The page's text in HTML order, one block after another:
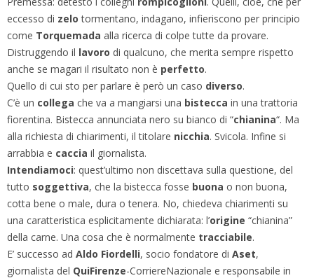
eccesso di zelo tormentano, indagano, infieriscono per principio
come Torquemada alla ricerca di colpe tutte da provare.
Distruggendo il lavoro di qualcuno, che merita sempre rispetto
anche se magari il risultato non è perfetto.
Quello di cui sto per parlare è però un caso diverso.
C’è un collega che va a mangiarsi una bistecca in una trattoria
fiorentina. Bistecca annunciata nero su bianco di “chianina“. Ma
alla richiesta di chiarimenti, il titolare nicchia. Svicola. Infine si
arrabbia e caccia il giornalista.
Intendiamoci: quest’ultimo non discettava sulla questione, del
tutto soggettiva, che la bistecca fosse buona o non buona,
cotta bene o male, dura o tenera. No, chiedeva chiarimenti su
una caratteristica esplicitamente dichiarata: l’origine “chianina”
della carne. Una cosa che è normalmente tracciabile.
E’ successo ad Aldo Fiordelli, socio fondatore di Aset,
giornalista del QuiFirenze-CorriereNazionale e responsabile in